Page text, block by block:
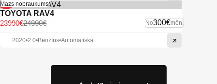
-4%
Mazs nobraukums
TOYOTA RAV4
No300€mēn.
24990€
23990€
2020•2.0•Benzīns•Automātiskā